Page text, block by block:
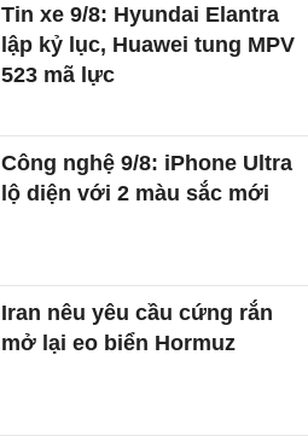
Tin xe 9/8: Hyundai Elantra
lập kỷ lục, Huawei tung MPV
523 mã lực
Công nghệ 9/8: iPhone Ultra
lộ diện với 2 màu sắc mới
Iran nêu yêu cầu cứng rắn
mở lại eo biển Hormuz